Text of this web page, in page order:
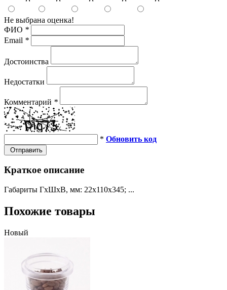
Не выбрана оценка!
ФИО *
Email *
Достоинства
Недостатки
Комментарий *
* Обновить код
Отправить
Краткое описание
Габариты ГхШхВ, мм: 22х110х345; ...
Похожие товары
Новый